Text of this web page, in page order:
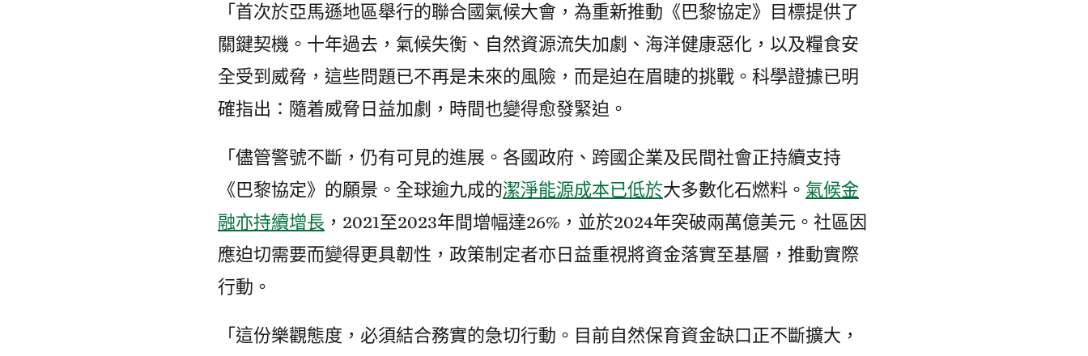
「首次於亞馬遜地區舉行的聯合國氣候大會，為重新推動《巴黎協定》目標提供了
關鍵契機。十年過去，氣候失衡、自然資源流失加劇、海洋健康惡化，以及糧食安
全受到威脅，這些問題已不再是未來的風險，而是迫在眉睫的挑戰。科學證據已明
確指出：隨着威脅日益加劇，時間也變得愈發緊迫。
「儘管警號不斷，仍有可見的進展。各國政府、跨國企業及民間社會正持續支持
《巴黎協定》的願景。全球逾九成的潔淨能源成本已低於大多數化石燃料。 氣候金
融亦持續增長 ，2021至2023年間增幅達26%，並於2024年突破兩萬億美元。社區因
應迫切需要而變得更具韌性，政策制定者亦日益重視將資金落實至基層，推動實際
行動。
「這份樂觀態度，必須結合務實的急切行動。目前自然保育資金缺口正不斷擴大，